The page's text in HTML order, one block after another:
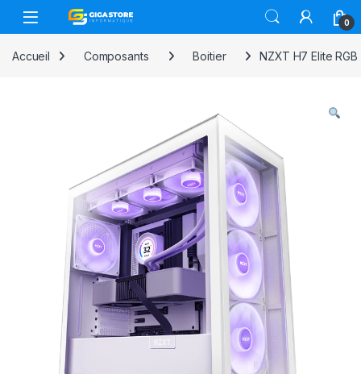
Skip to navigation
Skip to content
0
Accueil Composants Boitier NZXT H7 Elite RGB